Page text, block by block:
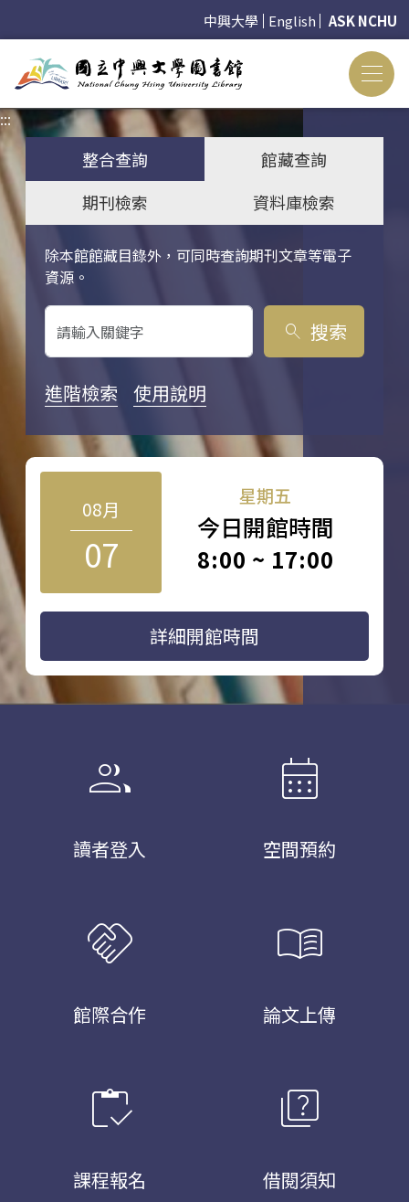
中興大學 English ASK NCHU
:::
整合查詢
館藏查詢
期刊檢索
資料庫檢索
除本館館藏目錄外，可同時查詢期刊文章等電子
資源。
關鍵字搜尋
search 搜索
進階檢索 使用說明
08月
07
星期五
今日開館時間
8:00 ~ 17:00
詳細開館時間
group
讀者登入
calendar_month
空間預約
handshake
館際合作
menu_book
論文上傳
inventory
課程報名
quiz
借閱須知